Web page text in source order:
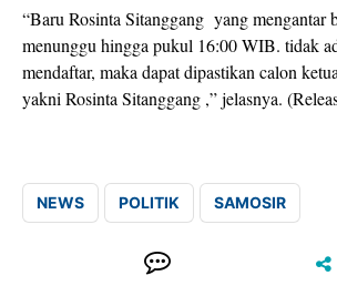
“Baru Rosinta Sitanggang yang mengantar
menunggu hingga pukul 16:00 WIB. tidak
mendaftar, maka dapat dipastikan calon
yakni Rosinta Sitanggang ,” jelasnya.
NEWS POLITIK SAMOSIR